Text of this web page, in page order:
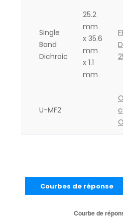
Single
Band
Dichroic
25.2
mm
x 35.6
mm
x 1.1
mm
U-MF2
Courbes de réponse